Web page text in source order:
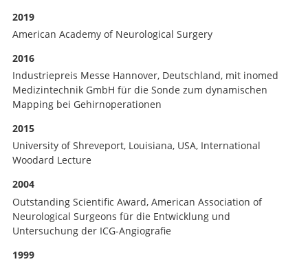
2019
American Academy of Neurological Surgery
2016
Industriepreis Messe Hannover, Deutschland, mit inomed
Medizintechnik GmbH für die Sonde zum dynamischen
Mapping bei Gehirnoperationen
2015
University of Shreveport, Louisiana, USA, International
Woodard Lecture
2004
Outstanding Scientific Award, American Association of
Neurological Surgeons für die Entwicklung und
Untersuchung der ICG-Angiografie
1999